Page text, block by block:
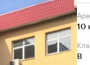
10
B